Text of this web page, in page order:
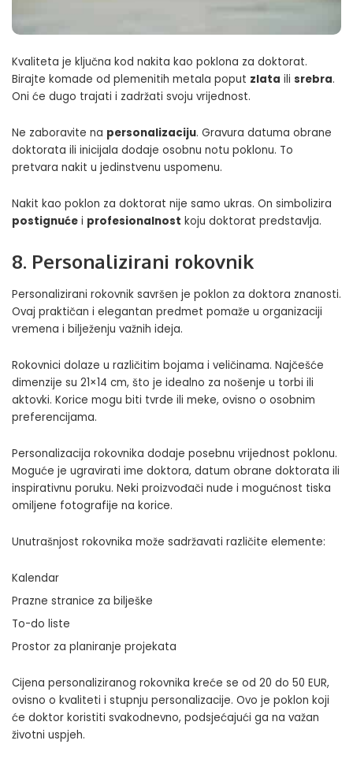
Kvaliteta je ključna kod nakita kao poklona za doktorat.
Birajte komade od plemenitih metala poput zlata ili srebra.
Oni će dugo trajati i zadržati svoju vrijednost.
Ne zaboravite na personalizaciju. Gravura datuma obrane
doktorata ili inicijala dodaje osobnu notu poklonu. To
pretvara nakit u jedinstvenu uspomenu.
Nakit kao poklon za doktorat nije samo ukras. On simbolizira
postignuće i profesionalnost koju doktorat predstavlja.
8. Personalizirani rokovnik
Personalizirani rokovnik savršen je poklon za doktora znanosti.
Ovaj praktičan i elegantan predmet pomaže u organizaciji
vremena i bilježenju važnih ideja.
Rokovnici dolaze u različitim bojama i veličinama. Najčešće
dimenzije su 21×14 cm, što je idealno za nošenje u torbi ili
aktovki. Korice mogu biti tvrde ili meke, ovisno o osobnim
preferencijama.
Personalizacija rokovnika dodaje posebnu vrijednost poklonu.
Moguće je ugravirati ime doktora, datum obrane doktorata ili
inspirativnu poruku. Neki proizvođači nude i mogućnost tiska
omiljene fotografije na korice.
Unutrašnjost rokovnika može sadržavati različite elemente:
Kalendar
Prazne stranice za bilješke
To-do liste
Prostor za planiranje projekata
Cijena personaliziranog rokovnika kreće se od 20 do 50 EUR,
ovisno o kvaliteti i stupnju personalizacije. Ovo je poklon koji
će doktor koristiti svakodnevno, podsjećajući ga na važan
životni uspjeh.